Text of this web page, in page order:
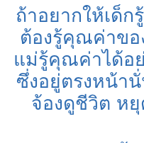
ถ้าอยากให้เด็
ต้องรู้คุณค่าขอ
แม่รู้คุณค่าได้อ
ซึ่งอยู่ตรงหน้า
จ้องดูชีวิต ห